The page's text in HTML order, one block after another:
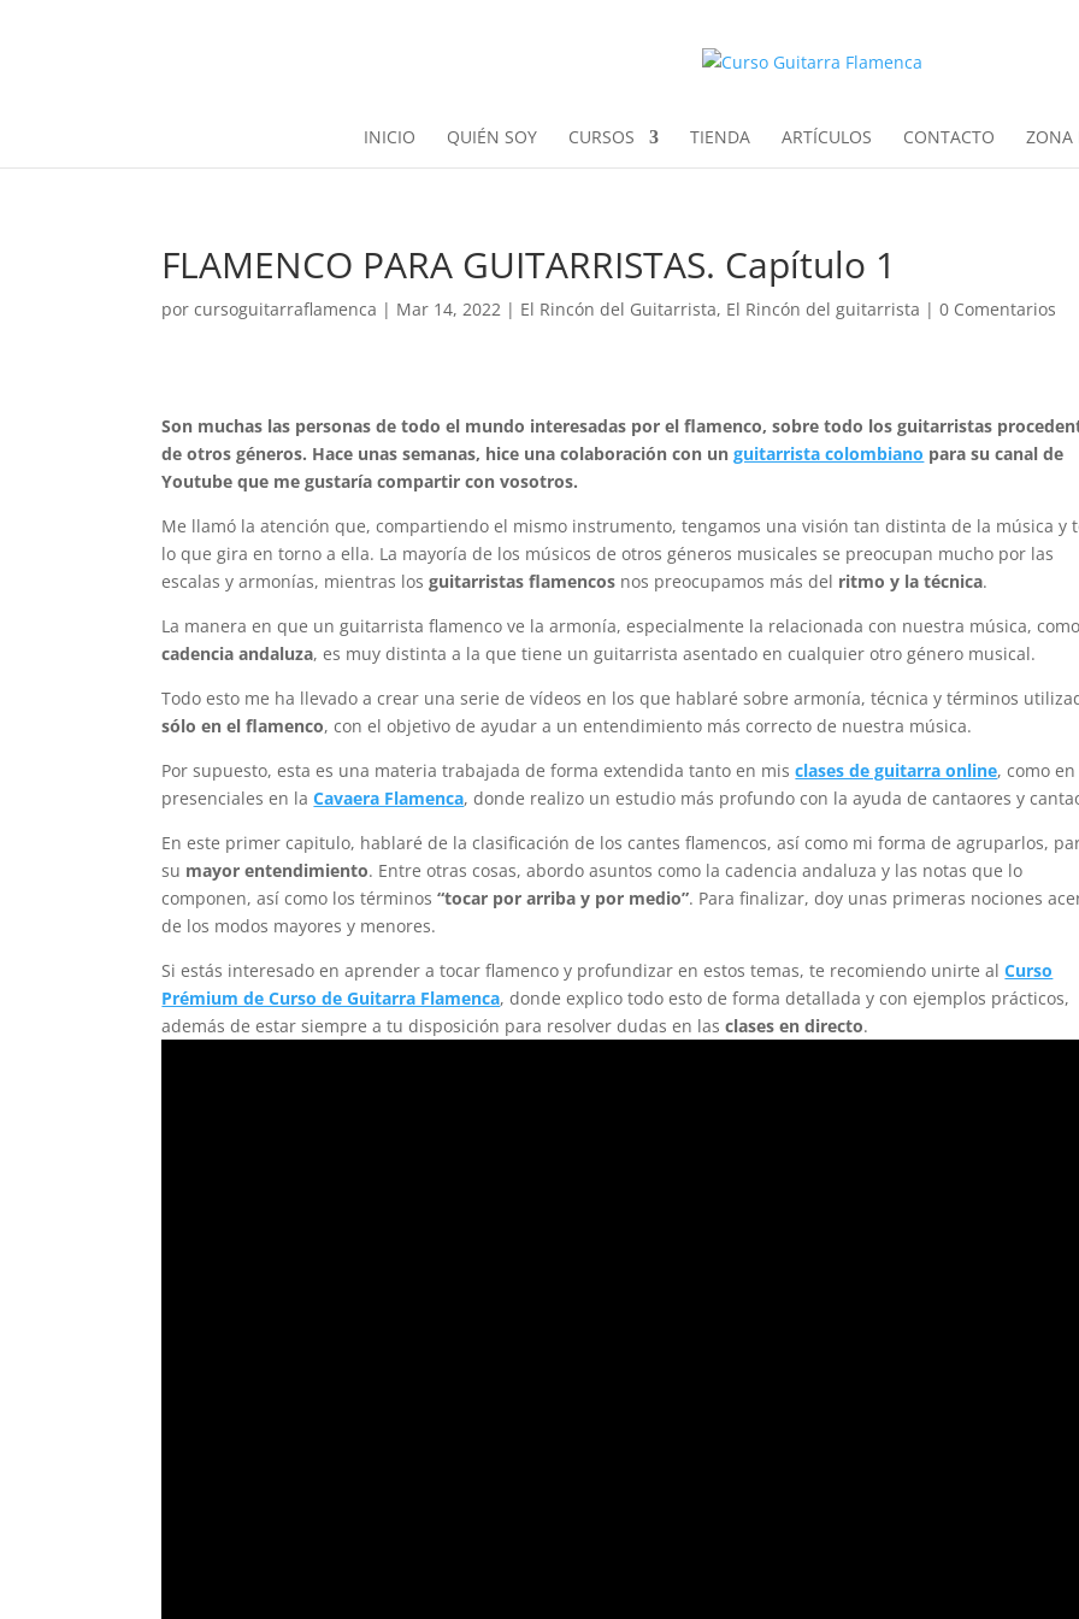
INICIO QUIÉN SOY CURSOS TIENDA ARTÍCULOS CONTACTO ZONA
FLAMENCO PARA GUITARRISTAS. Capítulo 1
porcursoguitarraflamenca | Mar 14, 2022 | El Rincón del Guitarrista, El Rincón del guitarrista |0 Comentarios
Son muchas las personas de todo el mundo interesadas por el flamenco, sobre todo los guitarristas
de otros géneros. Hace unas semanas, hice una colaboración con unguitarrista colombiano para su canal de
Youtube que me gustaría compartir con vosotros.
Me llamó la atención que, compartiendo el mismo instrumento, tengamos una visión tan distinta de la música y
lo que gira en torno a ella. La mayoría de los músicos de otros géneros musicales se preocupan mucho por las
escalas y armonías, mientras losguitarristas flamencos nos preocupamos más del ritmo y la técnica.
La manera en que un guitarrista flamenco ve la armonía, especialmente la relacionada con nuestra música,
cadencia andaluza, es muy distinta a la que tiene un guitarrista asentado en cualquier otro género musical.
Todo esto me ha llevado a crear una serie de vídeos en los que hablaré sobre armonía, técnica y términos
sólo en el flamenco, con el objetivo de ayudar a un entendimiento más correcto de nuestra música.
Por supuesto, esta es una materia trabajada de forma extendida tanto en misclases de guitarra online, como en
presenciales en laCavaera Flamenca, donde realizo un estudio más profundo con la ayuda de cantaores y
En este primer capitulo, hablaré de la clasificación de los cantes flamencos, así como mi forma de agruparlos,
su mayor entendimiento. Entre otras cosas, abordo asuntos como la cadencia andaluza y las notas que lo
componen, así como los términos“tocar por arriba y por medio”. Para finalizar, doy unas primeras nociones
de los modos mayores y menores.
Si estás interesado en aprender a tocar flamenco y profundizar en estos temas, te recomiendo unirte alCurso
Prémium de Curso de Guitarra Flamenca, donde explico todo esto de forma detallada y con ejemplos prácticos,
además de estar siempre a tu disposición para resolver dudas en las clases en directo.